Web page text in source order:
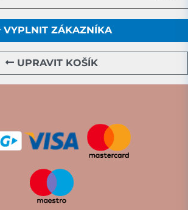
VYPLNIT ZÁKAZNÍKA
UPRAVIT KOŠÍK